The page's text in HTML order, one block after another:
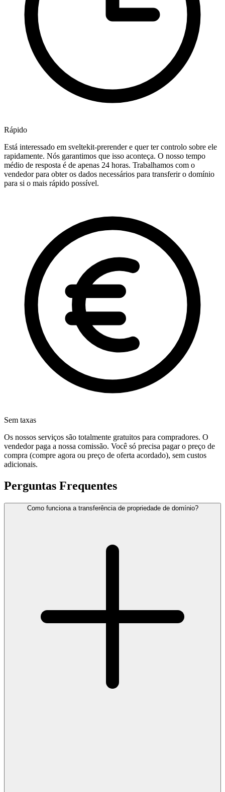
Rápido
Está interessado em sveltekit-prerender e quer ter controlo sobre ele
rapidamente. Nós garantimos que isso aconteça. O nosso tempo
médio de resposta é de apenas 24 horas. Trabalhamos com o
vendedor para obter os dados necessários para transferir o domínio
para si o mais rápido possível.
Sem taxas
Os nossos serviços são totalmente gratuitos para compradores. O
vendedor paga a nossa comissão. Você só precisa pagar o preço de
compra (compre agora ou preço de oferta acordado), sem custos
adicionais.
Perguntas Frequentes
Como funciona a transferência de propriedade de domínio?